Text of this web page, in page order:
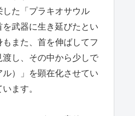
た「プラキオサウル
を武器に生き延びたとい
また、首を伸ばしてフ
渡し、その中から少しで
ル）」を顕在化させてい
ます。